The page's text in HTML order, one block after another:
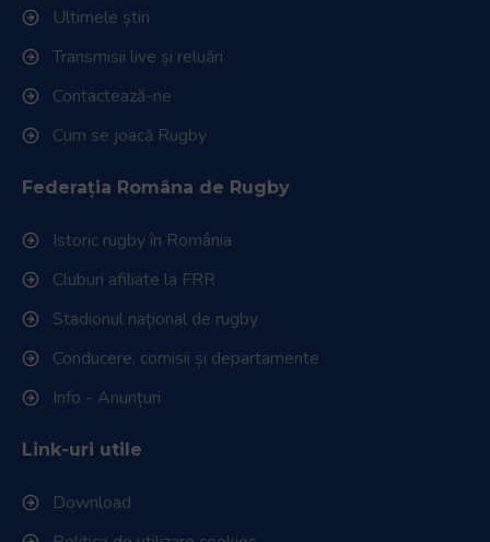
Ultimele știri
Transmisii live și reluări
Contactează-ne
Cum se joacă Rugby
Federația Româna de Rugby
Istoric rugby în România
Cluburi afiliate la FRR
Stadionul național de rugby
Conducere, comisii și departamente
Info - Anunțuri
Link-uri utile
Download